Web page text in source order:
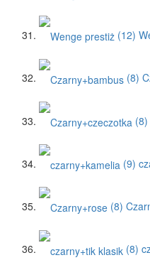
(12)
(8)
(8)
(9)
(8)
(8)